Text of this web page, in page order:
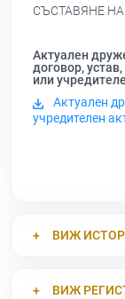
СЪСТАВЯНЕ
Актуален
договор, устав,
или
Актуален
учредителен
ВИЖ
ВИЖ